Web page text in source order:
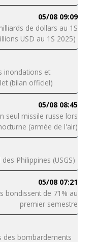
05/08 09:09
de dollars au 1S
USD au 1S 2025)
inondations et
(bilan officiel)
05/08 08:45
seul missile russe lors
(armée de l'air)
Philippines (USGS)
05/08 07:21
bondissent de 71% au
premier semestre
des bombardements